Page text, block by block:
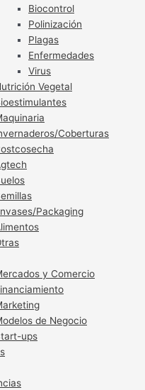
Biocontrol
Polinización
Plagas
Enfermedades
Virus
Vegetal
Coberturas
Packaging
y Comercio
de Negocio
ups